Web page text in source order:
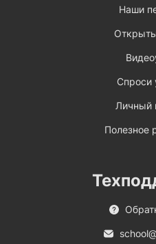
Наши
Спроси
Личный
Полезное